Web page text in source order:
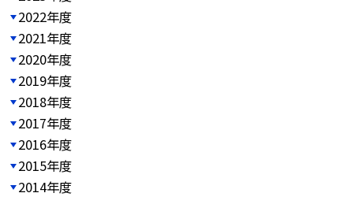
2022年度
2021年度
2020年度
2019年度
2018年度
2017年度
2016年度
2015年度
2014年度